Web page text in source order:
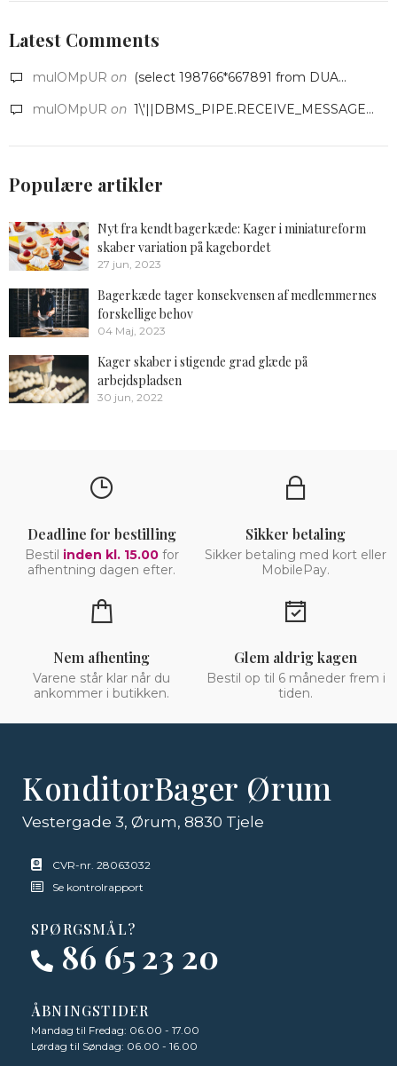
Latest Comments
mulOMpUR on (select 198766*667891 from DUA...
mulOMpUR on 1\'||DBMS_PIPE.RECEIVE_MESSAGE...
Populære artikler
Nyt fra kendt bagerkæde: Kager i miniatureform
skaber variation på kagebordet
27 jun, 2023
Bagerkæde tager konsekvensen af medlemmernes
forskellige behov
04 Maj, 2023
Kager skaber i stigende grad glæde på
arbejdspladsen
30 jun, 2022
Deadline for bestilling
Bestil inden kl. 15.00for
afhentning dagen efter.
Sikker betaling
Sikker betaling med kort eller
MobilePay.
Nem afhenting
Varene står klar når du
ankommer i butikken.
Glem aldrig kagen
Bestil op til 6 måneder frem i
tiden.
KonditorBager Ørum
Vestergade 3, Ørum, 8830 Tjele
CVR-nr. 28063032
Se kontrolrapport
SPØRGSMÅL?
86 65 23 20
ÅBNINGSTIDER
Mandag til Fredag: 06.00 - 17.00
Lørdag til Søndag: 06.00 - 16.00